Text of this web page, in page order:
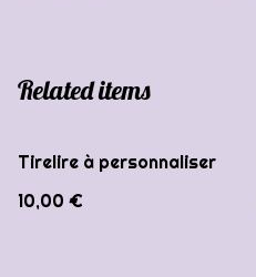
Related items
Tirelire à personnaliser
10,00 €